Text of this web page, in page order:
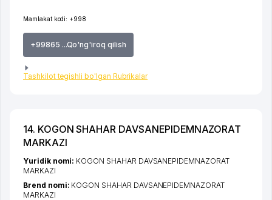
Mamlakat kodi: +998
+99865 ...Qo'ng'iroq qilish
Tashkilot tegishli bo'lgan Rubrikalar
14. KOGON SHAHAR DAVSANEPIDEMNAZORAT
MARKAZI
Yuridik nomi: KOGON SHAHAR DAVSANEPIDEMNAZORAT
MARKAZI
Brend nomi: KOGON SHAHAR DAVSANEPIDEMNAZORAT
MARKAZI